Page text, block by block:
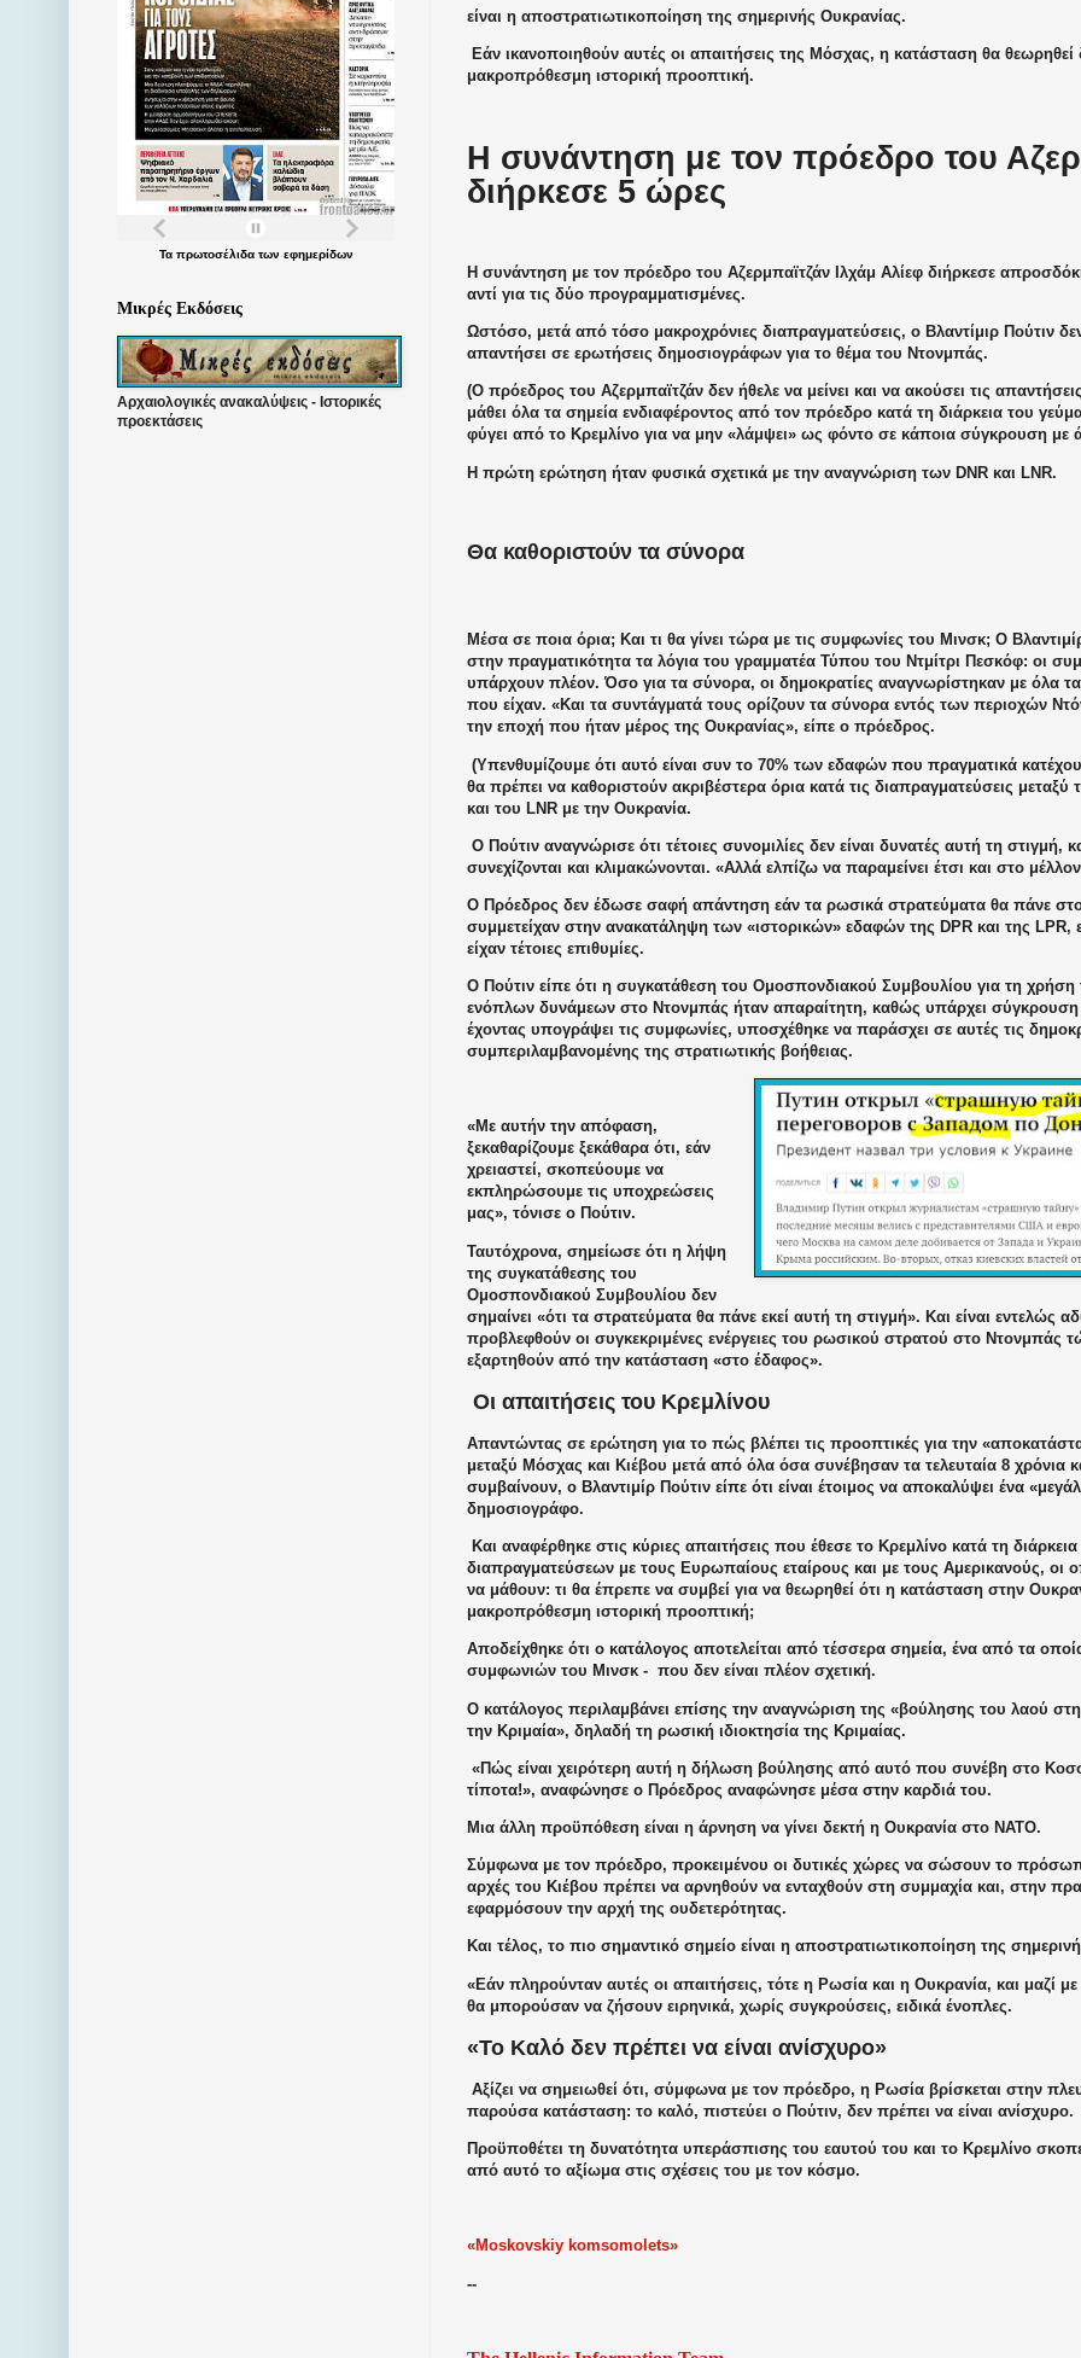
είναι η αποστρατιωτικοποίηση της σημερινής Ουκρανίας.
Εάν ικανοποιηθούν αυτές οι απαιτήσεις της Μόσχας, η κατάσταση θα θεωρηθεί
μακροπρόθεσμη ιστορική προοπτική.
Η συνάντηση με τον πρόεδρο του
διήρκεσε 5 ώρες
Η συνάντηση με τον πρόεδρο του Αζερμπαϊτζάν Ιλχάμ Αλίεφ διήρκεσε
αντί για τις δύο προγραμματισμένες.
Ωστόσο, μετά από τόσο μακροχρόνιες διαπραγματεύσεις, ο Βλαντίμιρ Πούτιν
απαντήσει σε ερωτήσεις δημοσιογράφων για το θέμα του Ντονμπάς.
(Ο πρόεδρος του Αζερμπαϊτζάν δεν ήθελε να μείνει και να ακούσει τις
μάθει όλα τα σημεία ενδιαφέροντος από τον πρόεδρο κατά τη διάρκεια του
φύγει από το Κρεμλίνο για να μην «λάμψει» ως φόντο σε κάποια σύγκρουση με
Η πρώτη ερώτηση ήταν φυσικά σχετικά με την αναγνώριση των DNR και LNR.
Θα καθοριστούν τα σύνορα
Μέσα σε ποια όρια; Και τι θα γίνει τώρα με τις συμφωνίες του Μινσκ; Ο
στην πραγματικότητα τα λόγια του γραμματέα Τύπου του Ντμίτρι Πεσκόφ: οι
υπάρχουν πλέον. Όσο για τα σύνορα, οι δημοκρατίες αναγνωρίστηκαν με όλα
που είχαν. «Και τα συντάγματά τους ορίζουν τα σύνορα εντός των περιοχών
την εποχή που ήταν μέρος της Ουκρανίας», είπε ο πρόεδρος.
(Υπενθυμίζουμε ότι αυτό είναι συν το 70% των εδαφών που πραγματικά
θα πρέπει να καθοριστούν ακριβέστερα όρια κατά τις διαπραγματεύσεις μεταξύ
και του LNR με την Ουκρανία.
Ο Πούτιν αναγνώρισε ότι τέτοιες συνομιλίες δεν είναι δυνατές αυτή τη στιγμή,
συνεχίζονται και κλιμακώνονται. «Αλλά ελπίζω να παραμείνει έτσι και στο
Ο Πρόεδρος δεν έδωσε σαφή απάντηση εάν τα ρωσικά στρατεύματα θα πάνε
συμμετείχαν στην ανακατάληψη των «ιστορικών» εδαφών της DPR και της LPR,
είχαν τέτοιες επιθυμίες.
Ο Πούτιν είπε ότι η συγκατάθεση του Ομοσπονδιακού Συμβουλίου για τη
ενόπλων δυνάμεων στο Ντονμπάς ήταν απαραίτητη, καθώς υπάρχει σύγκρουση
έχοντας υπογράψει τις συμφωνίες, υποσχέθηκε να παράσχει σε αυτές τις
συμπεριλαμβανομένης της στρατιωτικής βοήθειας.
«Με αυτήν την απόφαση,
ξεκαθαρίζουμε ξεκάθαρα ότι, εάν
χρειαστεί, σκοπεύουμε να
εκπληρώσουμε τις υποχρεώσεις
μας», τόνισε ο Πούτιν.
Ταυτόχρονα, σημείωσε ότι η λήψη
της συγκατάθεσης του
Ομοσπονδιακού Συμβουλίου δεν
σημαίνει «ότι τα στρατεύματα θα πάνε εκεί αυτή τη στιγμή». Και είναι εντελώς
προβλεφθούν οι συγκεκριμένες ενέργειες του ρωσικού στρατού στο Ντονμπάς
εξαρτηθούν από την κατάσταση «στο έδαφος».
Οι απαιτήσεις του Κρεμλίνου
Απαντώντας σε ερώτηση για το πώς βλέπει τις προοπτικές για την
μεταξύ Μόσχας και Κιέβου μετά από όλα όσα συνέβησαν τα τελευταία 8 χρόνια
συμβαίνουν, ο Βλαντιμίρ Πούτιν είπε ότι είναι έτοιμος να αποκαλύψει ένα
δημοσιογράφο.
Και αναφέρθηκε στις κύριες απαιτήσεις που έθεσε το Κρεμλίνο κατά τη
διαπραγματεύσεων με τους Ευρωπαίους εταίρους και με τους Αμερικανούς, οι
να μάθουν: τι θα έπρεπε να συμβεί για να θεωρηθεί ότι η κατάσταση στην
μακροπρόθεσμη ιστορική προοπτική;
Αποδείχθηκε ότι ο κατάλογος αποτελείται από τέσσερα σημεία, ένα από τα
συμφωνιών του Μινσκ - που δεν είναι πλέον σχετική.
Ο κατάλογος περιλαμβάνει επίσης την αναγνώριση της «βούλησης του λαού
την Κριμαία», δηλαδή τη ρωσική ιδιοκτησία της Κριμαίας.
«Πώς είναι χειρότερη αυτή η δήλωση βούλησης από αυτό που συνέβη στο
τίποτα!», αναφώνησε ο Πρόεδρος αναφώνησε μέσα στην καρδιά του.
Μια άλλη προϋπόθεση είναι η άρνηση να γίνει δεκτή η Ουκρανία στο ΝΑΤΟ.
Σύμφωνα με τον πρόεδρο, προκειμένου οι δυτικές χώρες να σώσουν το
αρχές του Κιέβου πρέπει να αρνηθούν να ενταχθούν στη συμμαχία και, στην
εφαρμόσουν την αρχή της ουδετερότητας.
Και τέλος, το πιο σημαντικό σημείο είναι η αποστρατιωτικοποίηση της
«Εάν πληρούνταν αυτές οι απαιτήσεις, τότε η Ρωσία και η Ουκρανία, και μαζί
θα μπορούσαν να ζήσουν ειρηνικά, χωρίς συγκρούσεις, ειδικά ένοπλες.
«Το Καλό δεν πρέπει να είναι ανίσχυρο»
Αξίζει να σημειωθεί ότι, σύμφωνα με τον πρόεδρο, η Ρωσία βρίσκεται στην
παρούσα κατάσταση: το καλό, πιστεύει ο Πούτιν, δεν πρέπει να είναι ανίσχυρο.
Προϋποθέτει τη δυνατότητα υπεράσπισης του εαυτού του και το Κρεμλίνο
από αυτό το αξίωμα στις σχέσεις του με τον κόσμο.
«Moskovskiy komsomolets»
--
Τα πρωτοσέλιδατων εφημερίδων
Μικρές Εκδόσεις
Αρχαιολογικές ανακαλύψεις - Ιστορικές
προεκτάσεις